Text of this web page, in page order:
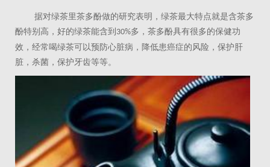
据对绿茶里茶多酚做的研究表明，绿茶最大特点就是含茶多
酚特别高，好的绿茶能含到 30%多，茶多酚具有很多的保健功
效，经常喝绿茶可以预防心脏病，降低患癌症的风险，保护肝
脏，杀菌，保护牙齿等等。